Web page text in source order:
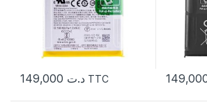
د.ت TTC